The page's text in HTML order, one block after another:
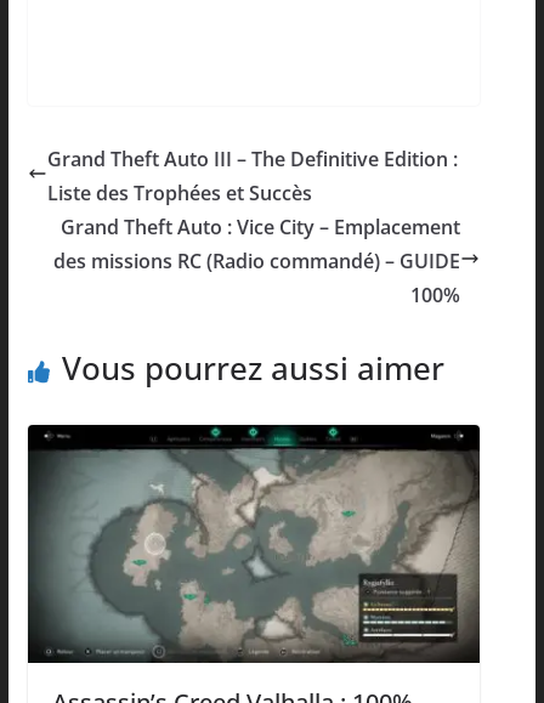
Grand Theft Auto III – The Definitive Edition :
Liste des Trophées et Succès
Grand Theft Auto : Vice City – Emplacement
des missions RC (Radio commandé) – GUIDE
100%
Vous pourrez aussi aimer